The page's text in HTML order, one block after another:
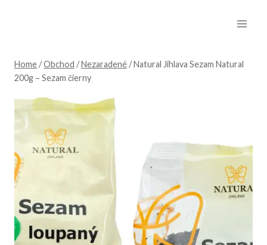
Home /Obchod /Nezaradené /Natural Jihlava Sezam Natural
200g – Sezam čierny